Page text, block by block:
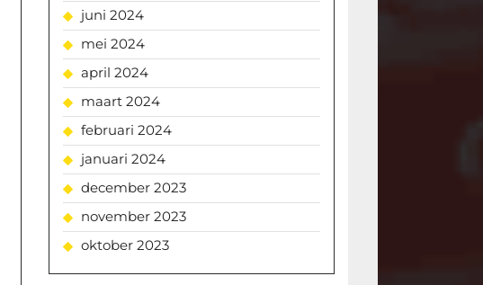
juni 2024
mei 2024
april 2024
maart 2024
februari 2024
januari 2024
december 2023
november 2023
oktober 2023